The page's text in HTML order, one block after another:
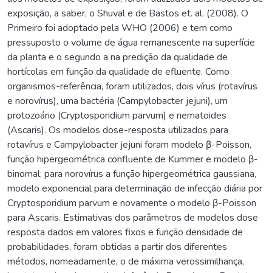
exposição, a saber, o Shuval e de Bastos et. al. (2008). O
Primeiro foi adoptado pela WHO (2006) e tem como
pressuposto o volume de água remanescente na superfície
da planta e o segundo a na predição da qualidade de
hortícolas em função da qualidade de efluente. Como
organismos-referência, foram utilizados, dois vírus (rotavírus
e norovírus), uma bactéria (Campylobacter jejuni), um
protozoário (Cryptosporidium parvum) e nematoides
(Ascaris). Os modelos dose-resposta utilizados para
rotavírus e Campylobacter jejuni foram modelo β-Poisson,
função hipergeométrica confluente de Kummer e modelo β-
binomal; para norovírus a função hipergeométrica gaussiana,
modelo exponencial para determinação de infecção diária por
Cryptosporidium parvum e novamente o modelo β-Poisson
para Ascaris. Estimativas dos parâmetros de modelos dose
resposta dados em valores fixos e função densidade de
probabilidades, foram obtidas a partir dos diferentes
métodos, nomeadamente, o de máxima verossimilhança,